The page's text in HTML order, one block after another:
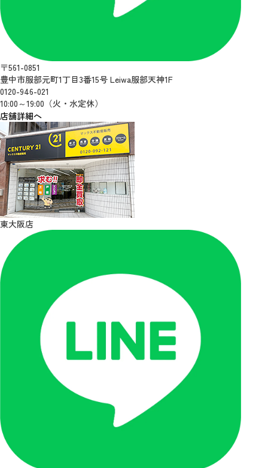
〒561-0851
豊中市服部元町1丁目3番15号 Leiwa服部天神1F
0120-946-021
10:00～19:00（火・水定休）
店舗詳細へ
東大阪店